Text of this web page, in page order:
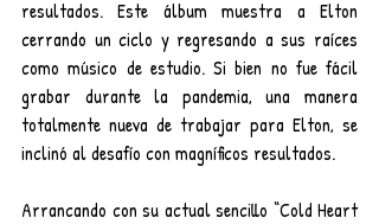
resultados. Este álbum muestra a Elton
cerrando un ciclo y regresando a sus raíces
como músico de estudio. Si bien no fue fácil
grabar durante la pandemia, una manera
totalmente nueva de trabajar para Elton, se
inclinó al desafío con magníficos resultados.
Arrancando con su actual sencillo “Cold Heart